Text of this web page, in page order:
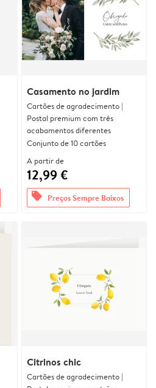
Casamento no jardim
Cartões de agradecimento |
Postal premium com três
acabamentos diferentes
Conjunto de 10 cartões
A partir de
12,99 €
offers Preços Sempre Baixos
Citrinos chic
Cartões de agradecimento |